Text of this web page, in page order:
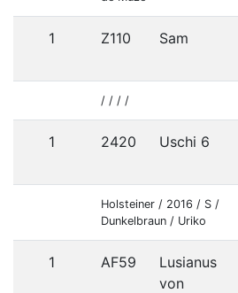
1 Z110 Sam
/ / / /
1 2420 Uschi 6
Holsteiner / 2016 / S /
Dunkelbraun / Uriko
1 AF59
Lusianus
von